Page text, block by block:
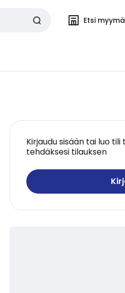
Etsi
Kirjaudu sisään tai luo
tehdäksesi tilauksen